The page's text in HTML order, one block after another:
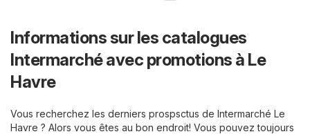
Informations sur les catalogues
Intermarché avec promotions à Le
Havre
Vous recherchez les derniers prospsctus de Intermarché Le
Havre ? Alors vous êtes au bon endroit! Vous pouvez toujours